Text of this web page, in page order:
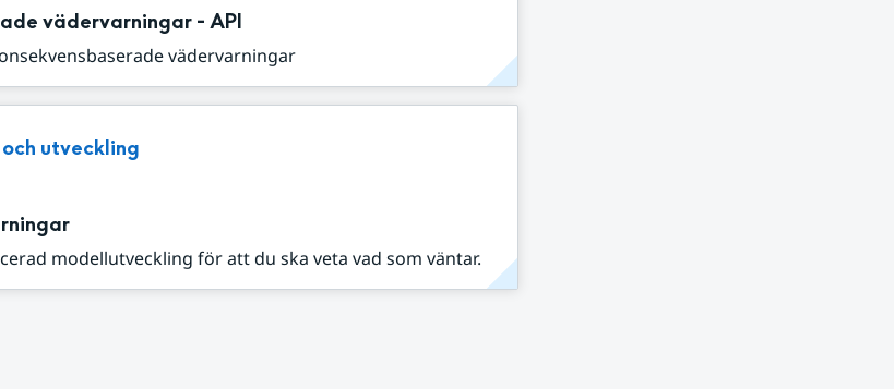
vädervarningar - API
vädervarningar
utveckling
modellutveckling för att du ska veta vad som väntar.